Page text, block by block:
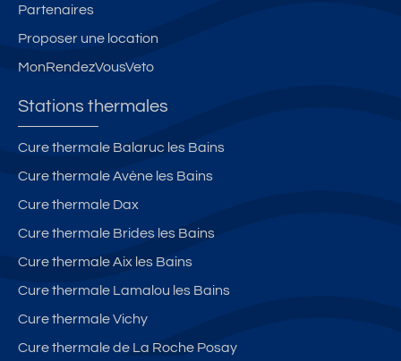
Partenaires
Proposer une location
MonRendezVousVeto
Stations thermales
Cure thermale Balaruc les Bains
Cure thermale Avène les Bains
Cure thermale Dax
Cure thermale Brides les Bains
Cure thermale Aix les Bains
Cure thermale Lamalou les Bains
Cure thermale Vichy
Cure thermale de La Roche Posay